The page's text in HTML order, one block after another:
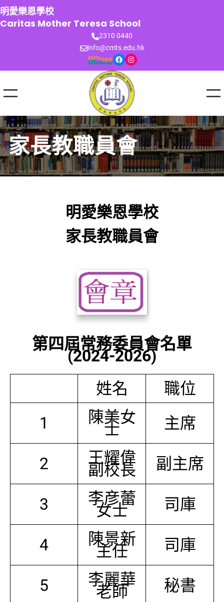
跳
至
主
明愛樂恩學校
Caritas Mother Teresa School
2310 0440
info@cmts.edu.hk
Facebook Instagram
家長教職員會
明愛樂恩學校
家長教職員會
第四屆常務委員會名單
(2024-2026)
姓名
職位
1
陳美女
士 主席
2 王耀偉
副校長 副主席
3 李彦蕾
女士 司庫
4 陳景新
主任 司庫
5 李麗華
老師 秘書